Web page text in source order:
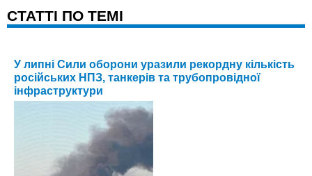
CТАТТІ ПО ТЕМІ
У липні Сили оборони уразили рекордну кількість
російських НПЗ, танкерів та трубопровідної
інфраструктури